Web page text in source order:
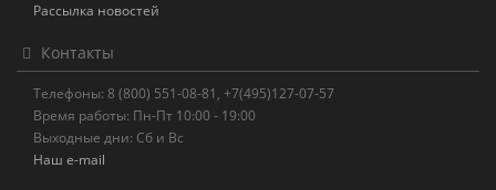
Рассылка новостей
Контакты
Телефоны: 8 (800) 551-08-81, +7(495)127-07-57
Время работы: Пн-Пт 10:00 - 19:00
Выходные дни: Сб и Вс
Наш e-mail